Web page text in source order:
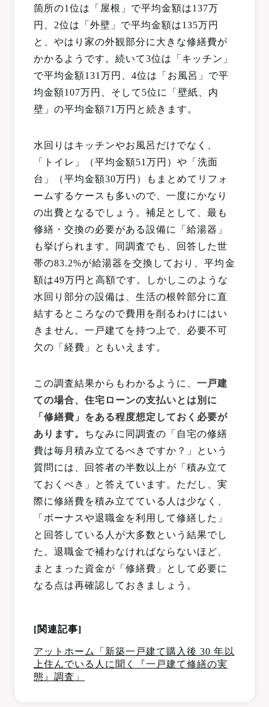
箇所の1位は「屋根」で平均金額は137万
円、2位は「外壁」で平均金額は135万円
と、やはり家の外観部分に大きな修繕費が
かかるようです。続いて3位は「キッチン」
で平均金額131万円、4位は「お風呂」で平
均金額107万円、そして5位に「壁紙、内
壁」の平均金額71万円と続きます。
水回りはキッチンやお風呂だけでなく、
「トイレ」（平均金額51万円）や「洗面
台」（平均金額30万円）もまとめてリフォ
ームするケースも多いので、一度にかなり
の出費となるでしょう。補足として、最も
修繕・交換の必要がある設備に「給湯器」
も挙げられます。同調査でも、回答した世
帯の83.2%が給湯器を交換しており、平均金
額は49万円と高額です。しかしこのような
水回り部分の設備は、生活の根幹部分に直
結するところなので費用を削るわけにはい
きません。一戸建てを持つ上で、必要不可
欠の「経費」ともいえます。
この調査結果からもわかるように、一戸建
ての場合、住宅ローンの支払いとは別に
「修繕費」をある程度想定しておく必要が
あります。 ちなみに同調査の「自宅の修繕
費は毎月積み立てるべきですか？」という
質問には、回答者の半数以上が「積み立て
ておくべき」と答えています。ただし、実
際に修繕費を積み立てている人は少なく、
「ボーナスや退職金を利用して修繕した」
と回答している人が大多数という結果でし
た。退職金で補わなければならないほど、
まとまった資金が「修繕費」として必要に
なる点は再確認しておきましょう。
[関連記事]
アットホーム「新築一戸建て購入後 30 年以
上住んでいる人に聞く『一戸建て修繕の実
態』調査」